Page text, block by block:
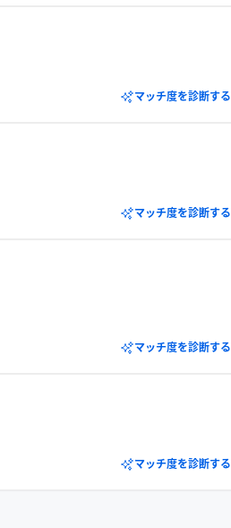
マッチ度を診断する
マッチ度を診断する
マッチ度を診断する
マッチ度を診断する